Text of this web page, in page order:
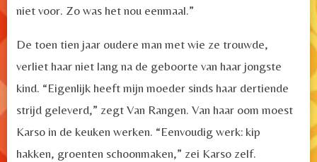
niet voor. Zo was het nou eenmaal.”
De toen tien jaar oudere man met wie ze trouwde,
verliet haar niet lang na de geboorte van haar jongste
kind. “Eigenlijk heeft mijn moeder sinds haar dertiende
strijd geleverd,” zegt Van Rangen. Van haar oom moest
Karso in de keuken werken. “Eenvoudig werk: kip
hakken, groenten schoonmaken,” zei Karso zelf.